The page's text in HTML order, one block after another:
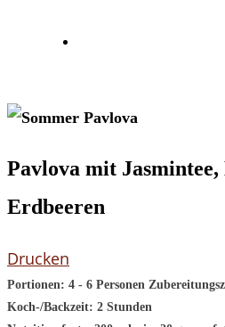
Pavlova mit
Erdbeeren
Drucken
Portionen: 4 - 6 Personen
Koch-/Backzeit: 2 Stunden